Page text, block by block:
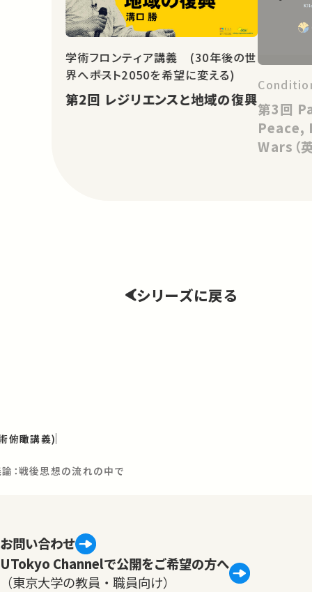
学術フロンティア講義 (30年後の世
界へ――ポスト2050を希望に変える)
第2回 レジリエンスと地域の復興
第3回 Part 3: Democratic
Wars（
シリーズに戻る
俯瞰講義)
：戦後思想の流れの中で
お問い合わせ
UTokyo Channelで公開をご希望の方へ
（東京大学の教員・職員向け）